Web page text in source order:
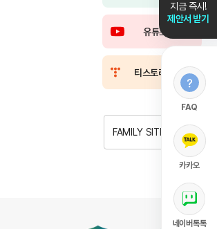
지금 즉시!
제안서 받기
FAQ
카카오
네이버톡톡
유튜브
티스토리
FAMILY SITE